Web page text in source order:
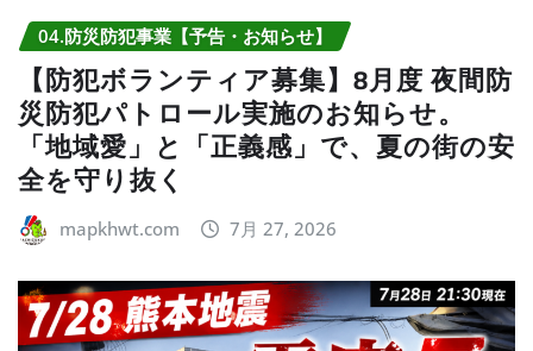
04.防災防犯事業【予告・お知らせ】
【防犯ボランティア募集】8月度 夜間防
災防犯パトロール実施のお知らせ。
「地域愛」と「正義感」で、夏の街の安
全を守り抜く
mapkhwt.com 7月 27, 2026